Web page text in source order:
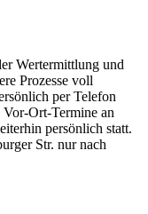
Wertermittlung und
Prozesse voll
per Telefon
Ort-Termine an
persönlich statt.
Str. nur nach